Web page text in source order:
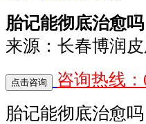
胎记能彻底治愈吗
来源：长春博润
咨询热线：
胎记能彻底治愈